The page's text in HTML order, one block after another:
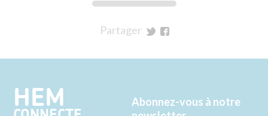
Partager
Twitter
Facebook
HEM
Abonnez-vous à notre